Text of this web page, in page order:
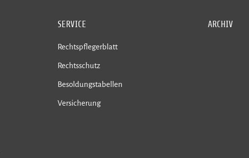
SERVICE
Rechtspflegerblatt
Rechtsschutz
Besoldungstabellen
Versicherung
ARCHIV